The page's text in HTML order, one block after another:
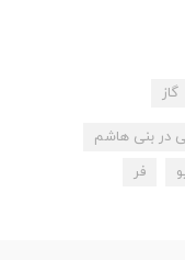
گاز
در بنی هاشم
فر